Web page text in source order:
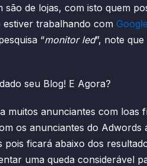
de lojas, com isto quem
estiver trabalhando com
“monitor led”, note
muitos anunciantes com loas
os anunciantes do Adwords
ficará abaixo dos
uma queda considerável